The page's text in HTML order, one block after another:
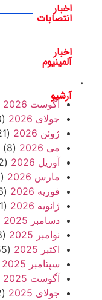
اخبار
انتصابات
اخبار
آلمینیوم
آرشیو
.
آگوست 2026
جولای 2026
(30)
ژوئن 2026
(21)
می 2026
(8)
آوریل 2026
(2)
مارس 2026
(2)
فوریه 2026
(16)
ژانویه 2026
(21)
دسامبر 2025
نوامبر 2025
(68)
اکتبر 2025
(55)
سپتامبر 2025
آگوست 2025
جولای 2025
(152)